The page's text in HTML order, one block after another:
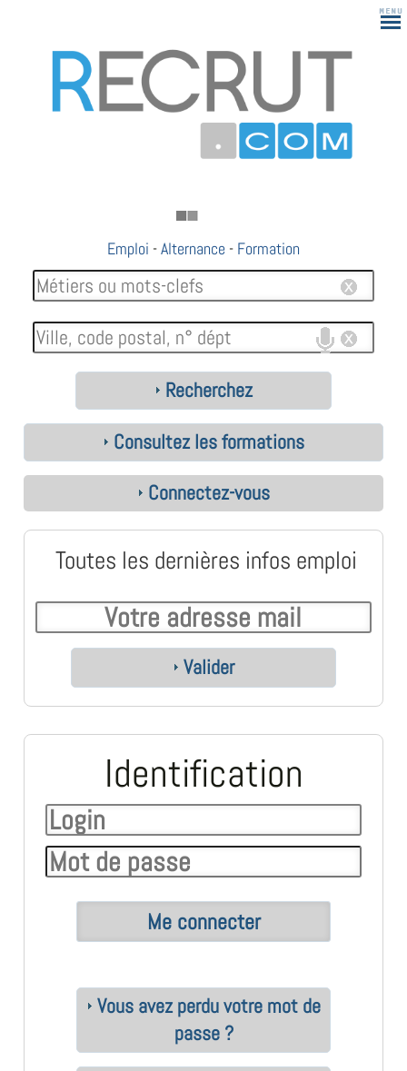
Emploi -Alternance - Formation
Recherchez
Consultez les formations
Connectez-vous
Toutes les dernières infos emploi
Valider
Identification
Vous avez perdu votre mot de
passe ?